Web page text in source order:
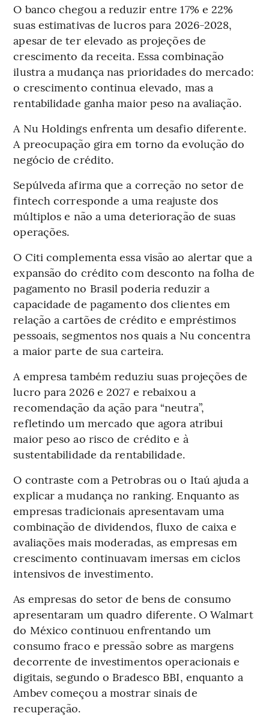
O banco chegou a reduzir entre 17% e 22%
suas estimativas de lucros para 2026-2028,
apesar de ter elevado as projeções de
crescimento da receita. Essa combinação
ilustra a mudança nas prioridades do mercado:
o crescimento continua elevado, mas a
rentabilidade ganha maior peso na avaliação.
A Nu Holdings enfrenta um desafio diferente.
A preocupação gira em torno da evolução do
negócio de crédito.
Sepúlveda afirma que a correção no setor de
fintech corresponde a uma reajuste dos
múltiplos e não a uma deterioração de suas
operações.
O Citi complementa essa visão ao alertar que a
expansão do crédito com desconto na folha de
pagamento no Brasil poderia reduzir a
capacidade de pagamento dos clientes em
relação a cartões de crédito e empréstimos
pessoais, segmentos nos quais a Nu concentra
a maior parte de sua carteira.
A empresa também reduziu suas projeções de
lucro para 2026 e 2027 e rebaixou a
recomendação da ação para “neutra”,
refletindo um mercado que agora atribui
maior peso ao risco de crédito e à
sustentabilidade da rentabilidade.
O contraste com a Petrobras ou o Itaú ajuda a
explicar a mudança no ranking. Enquanto as
empresas tradicionais apresentavam uma
combinação de dividendos, fluxo de caixa e
avaliações mais moderadas, as empresas em
crescimento continuavam imersas em ciclos
intensivos de investimento.
As empresas do setor de bens de consumo
apresentaram um quadro diferente. O Walmart
do México continuou enfrentando um
consumo fraco e pressão sobre as margens
decorrente de investimentos operacionais e
digitais, segundo o Bradesco BBI, enquanto a
Ambev começou a mostrar sinais de
recuperação.